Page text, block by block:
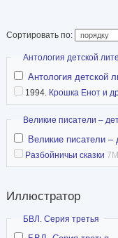
Сортировать по:
Скрыть
Антология детской
Антология детской
1994. Крошка Енот и
Скрыть
Великие писатели –
Великие писатели –
Разбойничьи сказки
Иллюстратор
Скрыть
БВЛ. Серия третья